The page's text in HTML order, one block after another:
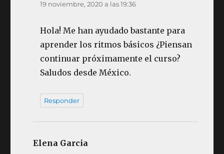
19 noviembre, 2020 a las 19:36
Hola! Me han ayudado bastante para
aprender los ritmos básicos ¿Piensan
continuar próximamente el curso?
Saludos desde México.
Responder
Elena Garcia